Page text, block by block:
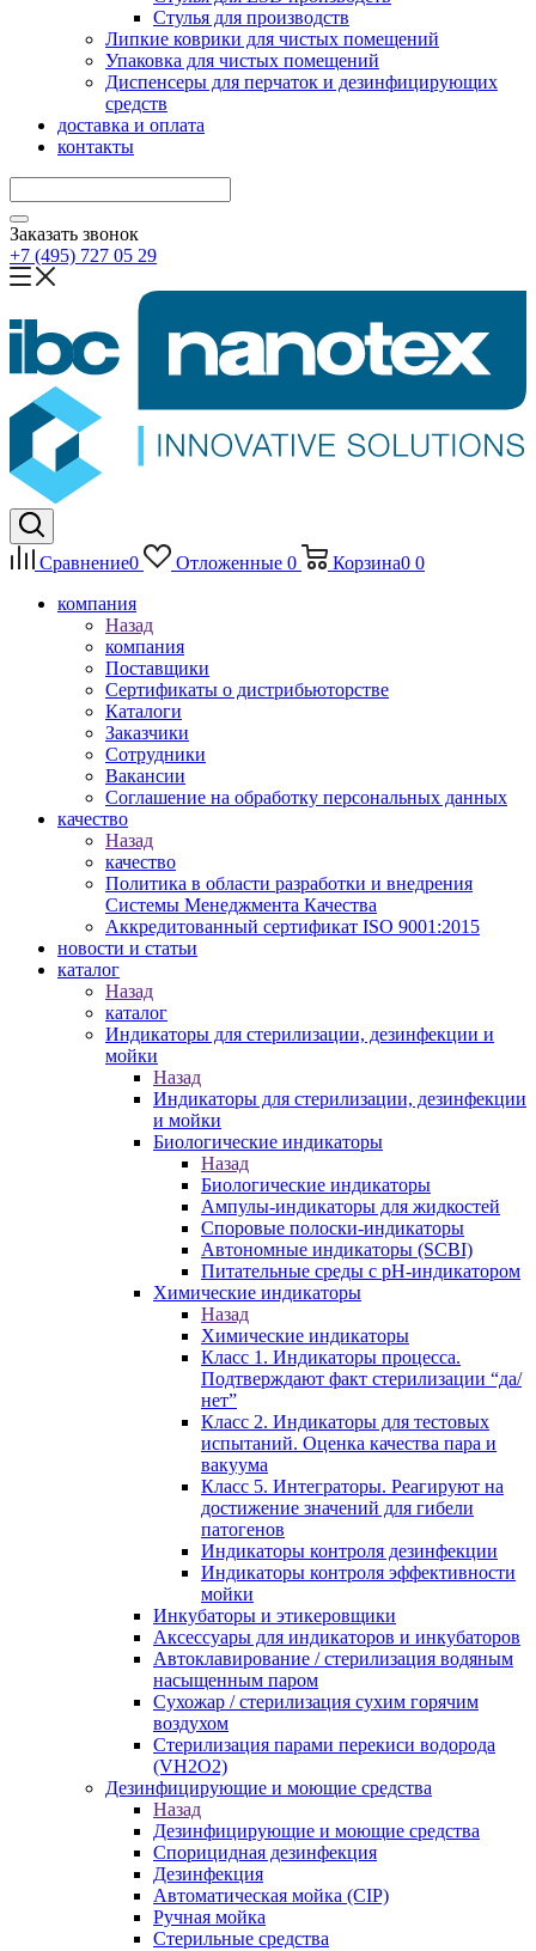
Стулья для производств
Липкие коврики для чистых помещений
Упаковка для чистых помещений
Диспенсеры для перчаток и дезинфицирующих
средств
доставка и оплата
контакты
Заказать звонок
+7 (495) 727 05 29
Сравнение0 Отложенные 0 Корзина0 0
компания
Назад
компания
Поставщики
Сертификаты о дистрибьюторстве
Каталоги
Заказчики
Сотрудники
Вакансии
Соглашение на обработку персональных данных
качество
Назад
качество
Политика в области разработки и внедрения
Системы Менеджмента Качества
Аккредитованный сертификат ISO 9001:2015
новости и статьи
каталог
Назад
каталог
Индикаторы для стерилизации, дезинфекции и
мойки
Назад
Индикаторы для стерилизации, дезинфекции
и мойки
Биологические индикаторы
Назад
Биологические индикаторы
Ампулы-индикаторы для жидкостей
Споровые полоски-индикаторы
Автономные индикаторы (SCBI)
Питательные среды с рН-индикатором
Химические индикаторы
Назад
Химические индикаторы
Класс 1. Индикаторы процесса.
Подтверждают факт стерилизации “да/
нет”
Класс 2. Индикаторы для тестовых
испытаний. Оценка качества пара и
вакуума
Класс 5. Интеграторы. Реагируют на
достижение значений для гибели
патогенов
Индикаторы контроля дезинфекции
Индикаторы контроля эффективности
мойки
Инкубаторы и этикеровщики
Аксессуары для индикаторов и инкубаторов
Автоклавирование / стерилизация водяным
насыщенным паром
Сухожар / стерилизация сухим горячим
воздухом
Стерилизация парами перекиси водорода
(VH2O2)
Дезинфицирующие и моющие средства
Назад
Дезинфицирующие и моющие средства
Спорицидная дезинфекция
Дезинфекция
Автоматическая мойка (CIP)
Ручная мойка
Стерильные средства